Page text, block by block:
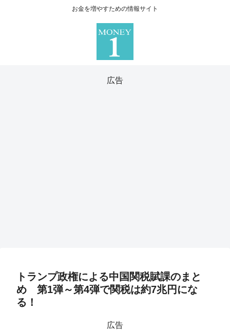
お金を増やすための情報サイト
広告
トランプ政権による中国関税賦課のまと
め 第1弾～第4弾で関税は約7兆円にな
る！
広告